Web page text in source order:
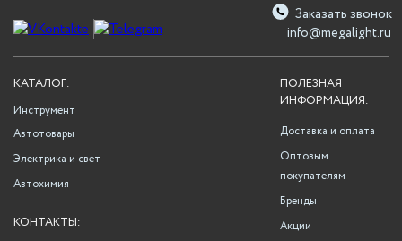
info@megalight.ru
Заказать звонок
ПОЛЕЗНАЯ
ИНФОРМАЦИЯ:
Доставка и оплата
Оптовым
покупателям
Бренды
Акции
КАТАЛОГ:
Инструмент
Автотовары
Электрика и свет
Автохимия
КОНТАКТЫ: